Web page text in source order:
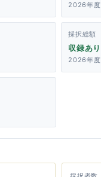
2026年度
採択総額
収録あり
2026年度